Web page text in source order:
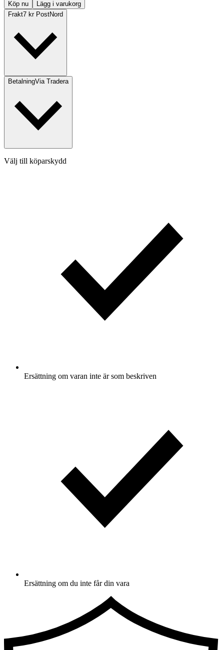
Köp nu
Lägg i varukorg
Frakt7 kr PostNord
BetalningVia Tradera
Välj till köparskydd
Ersättning om varan inte är som beskriven
Ersättning om du inte får din vara